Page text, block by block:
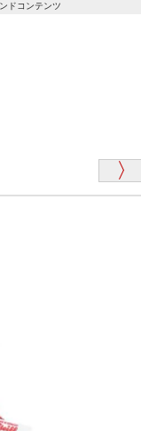
ください。
すので、ぜひ
きますか？
することが
、商品はきち
ます。
したので」
性）
の小屋」さ
ドコンテンツ